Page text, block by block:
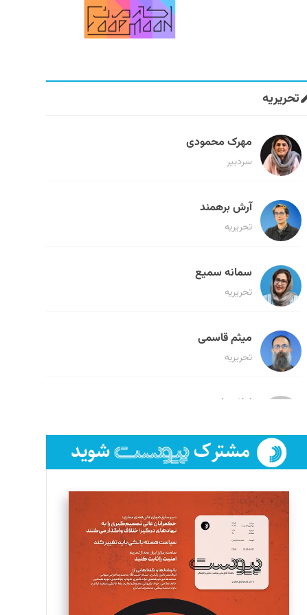
تحریریه
مهرک محمودی
سردبیر
آرش برهمند
تحریریه
سمانه سمیع
تحریریه
میثم قاسمی
تحریریه
لیلا حنارود
فائزه فتحی رستمی
تحریریه
سروش کرمیان
تحریریه
مینا پاکدل